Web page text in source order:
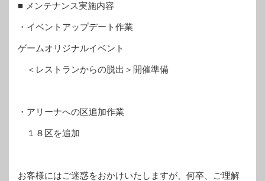
■ メンテナンス実施内容
・イベントアップデート作業
ゲームオリジナルイベント
＜レストランからの脱出＞開催準備
・アリーナへの区追加作業
１８区を追加
お客様にはご迷惑をおかけいたしますが、何卒、ご理解